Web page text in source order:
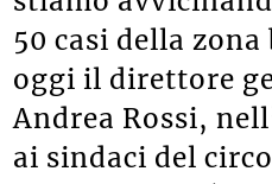
50 casi della
oggi il direttore
Andrea Rossi,
ai sindaci del